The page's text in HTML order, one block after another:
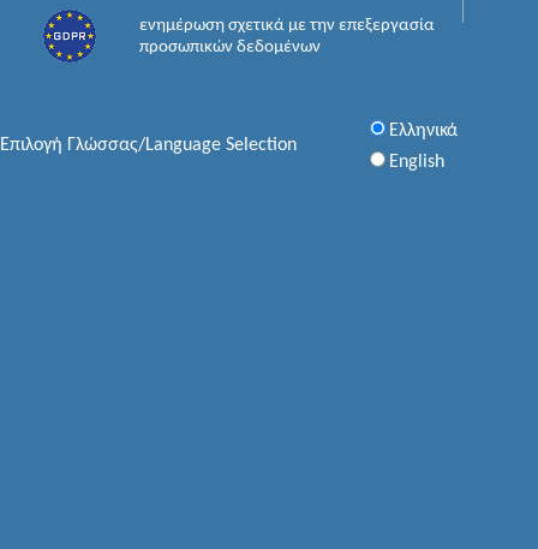
ενημέρωση σχετικά με την επεξεργασία
προσωπικών δεδομένων
Επιλογή Γλώσσας/Language Selection
Ελληνικά
English